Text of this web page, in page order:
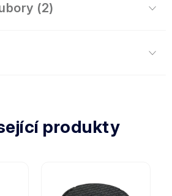
(2)
produkty